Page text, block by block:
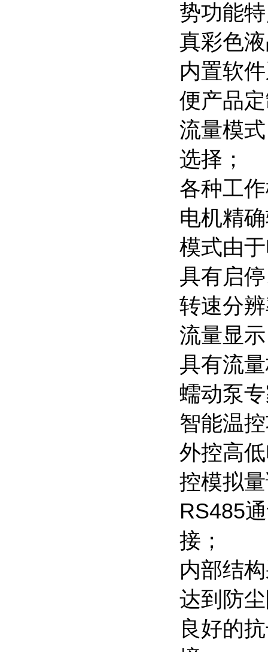
势功能
真彩色
内置软
便产品
流量模
选择；
各种工
电机精
模式由
具有启
转速分
流量显
具有流
蠕动泵
智能温
外控高
控模拟
RS485
接；
内部结
达到防
良好的